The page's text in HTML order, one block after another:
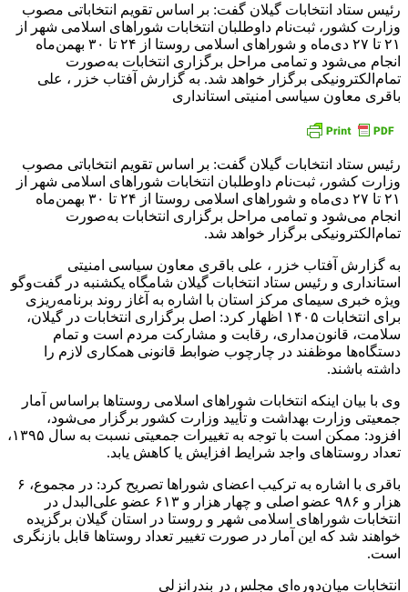
رئیس ستاد انتخابات گیلان گفت: بر اساس تقویم انتخاباتی مصوب
وزارت کشور، ثبت‌نام داوطلبان انتخابات شوراهای اسلامی شهر از
۲۱ تا ۲۷ دی‌ماه و شوراهای اسلامی روستا از ۲۴ تا ۳۰ بهمن‌ماه
انجام می‌شود و تمامی مراحل برگزاری انتخابات به‌صورت
تمام‌الکترونیکی برگزار خواهد شد. به گزارش آفتاب خزر ، علی
باقری معاون سیاسی امنیتی استانداری
رئیس ستاد انتخابات گیلان گفت: بر اساس تقویم انتخاباتی مصوب
وزارت کشور، ثبت‌نام داوطلبان انتخابات شوراهای اسلامی شهر از
۲۱ تا ۲۷ دی‌ماه و شوراهای اسلامی روستا از ۲۴ تا ۳۰ بهمن‌ماه
انجام می‌شود و تمامی مراحل برگزاری انتخابات به‌صورت
تمام‌الکترونیکی برگزار خواهد شد.
به گزارش آفتاب خزر ، علی باقری معاون سیاسی امنیتی
استانداری و رئیس ستاد انتخابات گیلان شامگاه یکشنبه در گفت‌وگو
ویژه خبری سیمای مرکز استان با اشاره به آغاز روند برنامه‌ریزی
برای انتخابات ۱۴۰۵ اظهار کرد: اصل برگزاری انتخابات در گیلان،
سلامت، قانون‌مداری، رقابت و مشارکت مردم است و تمام
دستگاه‌ها موظفند در چارچوب ضوابط قانونی همکاری لازم را
داشته باشند.
وی با بیان اینکه انتخابات شوراهای اسلامی روستاها براساس آمار
جمعیتی وزارت بهداشت و تأیید وزارت کشور برگزار می‌شود،
افزود: ممکن است با توجه به تغییرات جمعیتی نسبت به سال ۱۳۹۵،
تعداد روستاهای واجد شرایط افزایش یا کاهش یابد.
باقری با اشاره به ترکیب اعضای شوراها تصریح کرد: در مجموع، ۶
هزار و ۹۸۶ عضو اصلی و چهار هزار و ۶۱۳ عضو علی‌البدل در
انتخابات شوراهای اسلامی شهر و روستا در استان گیلان برگزیده
خواهند شد که این آمار در صورت تغییر تعداد روستاها قابل بازنگری
است.
انتخابات میان‌دوره‌ای مجلس در بندرانزلی